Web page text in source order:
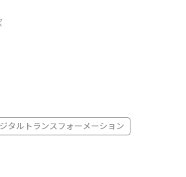
タルトランスフォーメーション